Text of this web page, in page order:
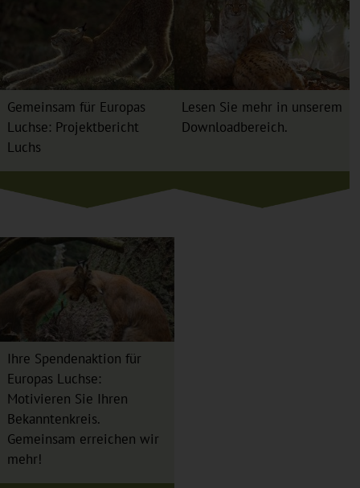
Gemeinsam für Europas
Luchse: Projektbericht
Luchs
Lesen Sie mehr in unserem
Downloadbereich.
Ihre Spendenaktion für
Europas Luchse:
Motivieren Sie Ihren
Bekanntenkreis.
Gemeinsam erreichen wir
mehr!